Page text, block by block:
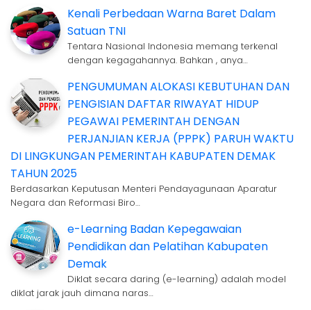
Kenali Perbedaan Warna Baret Dalam
Satuan TNI
Tentara Nasional Indonesia memang terkenal
dengan kegagahannya. Bahkan , anya…
PENGUMUMAN ALOKASI KEBUTUHAN DAN
PENGISIAN DAFTAR RIWAYAT HIDUP
PEGAWAI PEMERINTAH DENGAN
PERJANJIAN KERJA (PPPK) PARUH WAKTU
DI LINGKUNGAN PEMERINTAH KABUPATEN DEMAK
TAHUN 2025
Berdasarkan Keputusan Menteri Pendayagunaan Aparatur
Negara dan Reformasi Biro…
e-Learning Badan Kepegawaian
Pendidikan dan Pelatihan Kabupaten
Demak
Diklat secara daring (e-learning) adalah model
diklat jarak jauh dimana naras…